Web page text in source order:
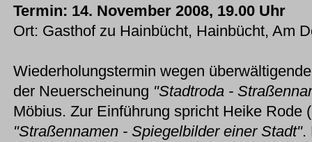
Termin: 14. November 2008, 19.00 Uhr
Ort: Gasthof zu Hainbücht, Hainbücht, Am
Wiederholungstermin wegen
der Neuerscheinung "Stadtroda -
Möbius. Zur Einführung spricht Heike Rode
"Straßennamen - Spiegelbilder einer Stadt".